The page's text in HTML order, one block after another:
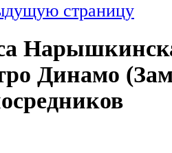
страницу
Динамо